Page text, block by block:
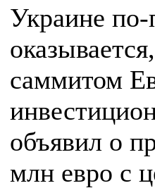
Украине
саммитом
объявил о
млн евро с